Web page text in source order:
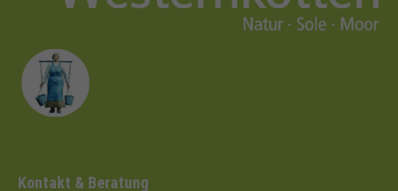
Kontakt & Beratung